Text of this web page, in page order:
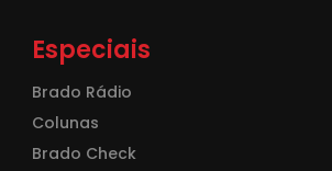
Especiais
Brado Rádio
Colunas
Brado Check